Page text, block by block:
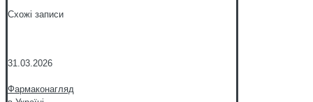
Схожі записи
31.03.2026
Фармаконагляд